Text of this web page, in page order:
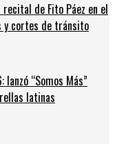
de Fito Páez en el
y cortes de tránsito
“Somos Más”
latinas